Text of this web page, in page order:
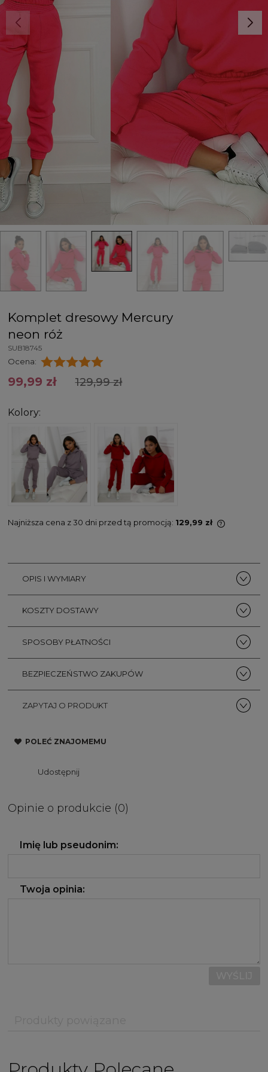
Komplet dresowy Mercury
neon róż
SUB18745
Ocena:
99,99 zł 129,99 zł
Kolory:
Najniższa cena z 30 dni przed tą promocją: 129,99 zł
OPIS I WYMIARY
KOSZTY DOSTAWY
SPOSOBY PŁATNOŚCI
BEZPIECZEŃSTWO ZAKUPÓW
ZAPYTAJ O PRODUKT
POLEĆ ZNAJOMEMU
Udostępnij
Opinie o produkcie (0)
Imię lub pseudonim:
Twoja opinia: